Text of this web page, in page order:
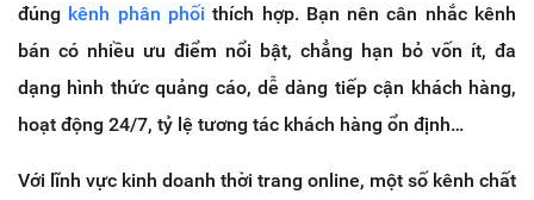
đúng kênh phân phối thích hợp. Bạn nên cân nhắc kênh
bán có nhiều ưu điểm nổi bật, chẳng hạn bỏ vốn ít, đa
dạng hình thức quảng cáo, dễ dàng tiếp cận khách hàng,
hoạt động 24/7, tỷ lệ tương tác khách hàng ổn định…
Với lĩnh vực kinh doanh thời trang online, một số kênh chất